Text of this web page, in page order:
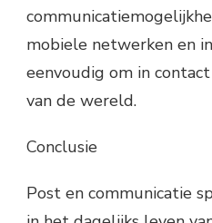
mobiele netwerken en
eenvoudig om in
van de wereld.
Conclusie
Post en communicatie